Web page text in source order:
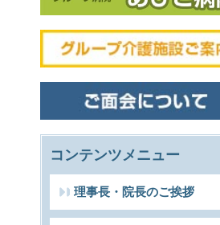
コンテンツメニュー
理事長・院長のご挨拶